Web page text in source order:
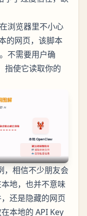
浏览器里不小心
的网页，该脚本
不需要用户确
指使它读取你的
，相信不少朋友会
地，也并不意味
还是隐藏的网页
本地的 API Key